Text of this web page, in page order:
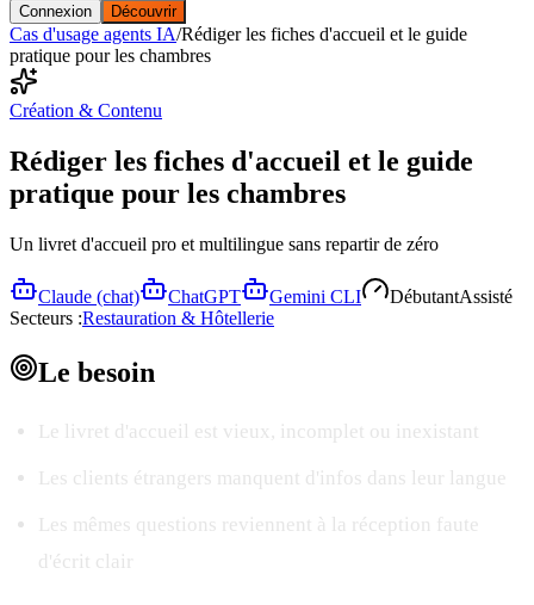
Connexion Découvrir
Cas d'usage agents IA/Rédiger les fiches d'accueil et le guide
pratique pour les chambres
Création & Contenu
Rédiger les fiches d'accueil et le guide
pratique pour les chambres
Un livret d'accueil pro et multilingue sans repartir de zéro
Claude (chat) ChatGPT Gemini CLI DébutantAssisté
Secteurs :Restauration & Hôtellerie
Le besoin
Le livret d'accueil est vieux, incomplet ou inexistant
Les clients étrangers manquent d'infos dans leur langue
Les mêmes questions reviennent à la réception faute
d'écrit clair